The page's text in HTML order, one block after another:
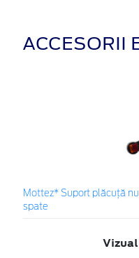
ACCESORII
Mottez* Suport plăcuță
spate